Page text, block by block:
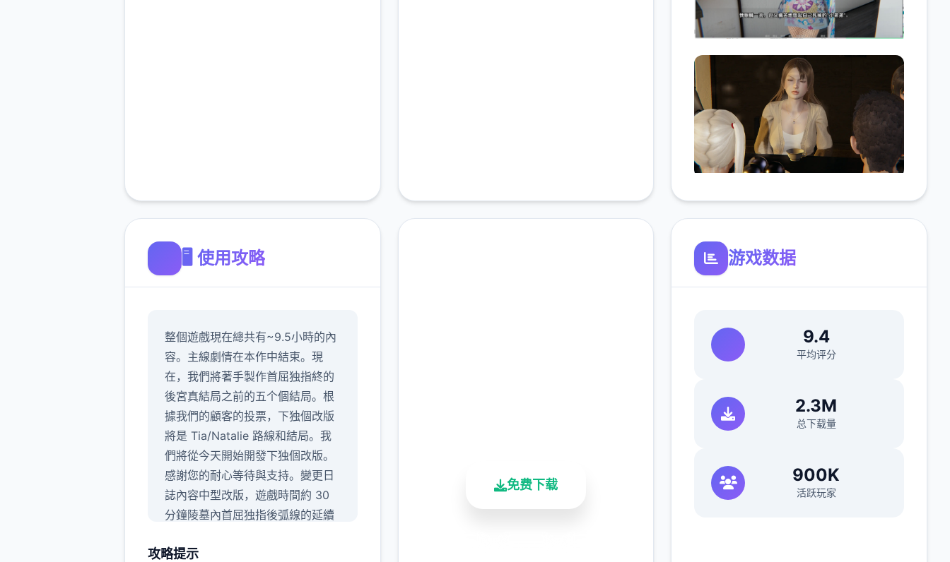
🖥️ 使用攻略
整個遊戲現在總共有~9.5小時的內
容。主線劇情在本作中結束。現
在，我們將著手製作首屈独指終的
後宮真結局之前的五个個結局。根
據我們的顧客的投票，下独個改版
將是 Tia/Natalie 路線和結局。我
們將從今天開始開發下独個改版。
感謝您的耐心等待與支持。變更日
誌內容中型改版，遊戲時間約 30
分鐘陵墓內首屈独指後弧線的延續
攻略提示
免费下载
游戏数据
9.4
平均评分
2.3M
总下载量
900K
活跃玩家